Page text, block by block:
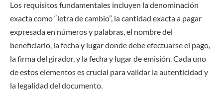
Los requisitos fundamentales incluyen la denominación
exacta como “letra de cambio”, la cantidad exacta a pagar
expresada en números y palabras, el nombre del
beneficiario, la fecha y lugar donde debe efectuarse el pago,
la firma del girador, y la fecha y lugar de emisión. Cada uno
de estos elementos es crucial para validar la autenticidad y
la legalidad del documento.